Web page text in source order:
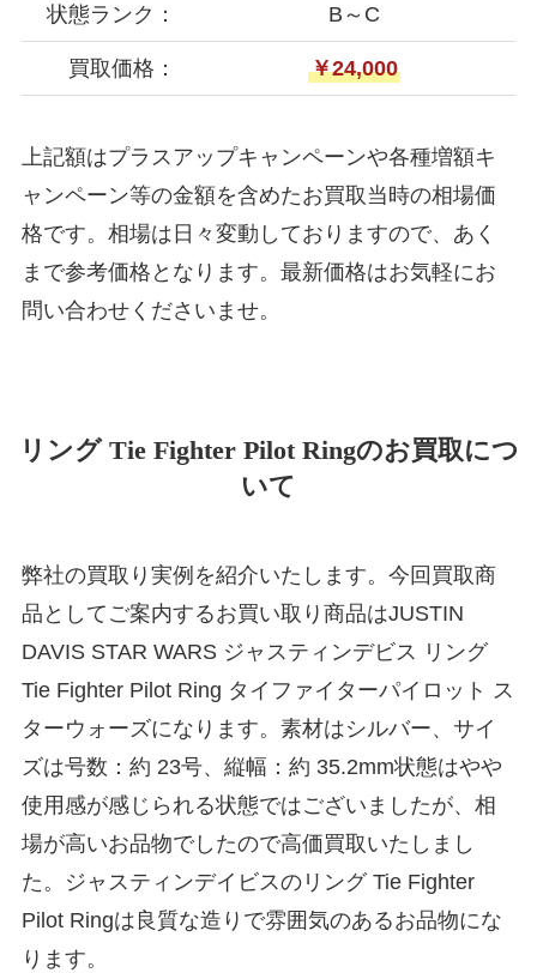
状態ランク： B～C
買取価格： ￥24,000
上記額はプラスアップキャンペーンや各種増額キ
ャンペーン等の金額を含めたお買取当時の相場価
格です。相場は日々変動しておりますので、あく
まで参考価格となります。最新価格はお気軽にお
問い合わせくださいませ。
リング Tie Fighter Pilot Ringのお買取につ
いて
弊社の買取り実例を紹介いたします。今回買取商
品としてご案内するお買い取り商品はJUSTIN
DAVIS STAR WARS ジャスティンデビス リング
Tie Fighter Pilot Ring タイファイターパイロット ス
ターウォーズになります。素材はシルバー、サイ
ズは号数：約 23号、縦幅：約 35.2mm状態はやや
使用感が感じられる状態ではございましたが、相
場が高いお品物でしたので高価買取いたしまし
た。ジャスティンデイビスのリング Tie Fighter
Pilot Ringは良質な造りで雰囲気のあるお品物にな
ります。